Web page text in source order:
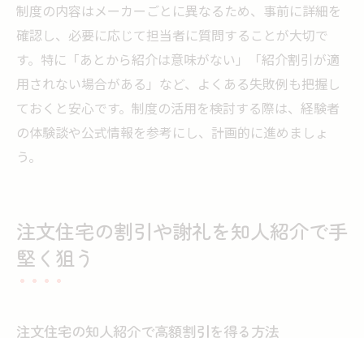
制度の内容はメーカーごとに異なるため、事前に詳細を
確認し、必要に応じて担当者に質問することが大切で
す。特に「あとから紹介は意味がない」「紹介割引が適
用されない場合がある」など、よくある失敗例も把握し
ておくと安心です。制度の活用を検討する際は、経験者
の体験談や公式情報を参考にし、計画的に進めましょ
う。
注文住宅の割引や謝礼を知人紹介で手
堅く狙う
注文住宅の知人紹介で高額割引を得る方法